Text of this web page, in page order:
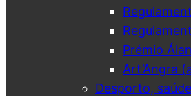
Prémio
Art’Angra
Desporto,